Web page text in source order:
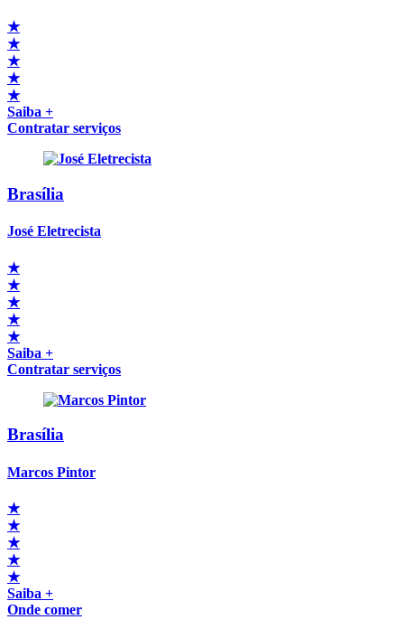
★
★
★
★
★
Saiba +
Contratar serviços
Brasília
José Eletrecista
★
★
★
★
★
Saiba +
Contratar serviços
Brasília
Marcos Pintor
★
★
★
★
★
Saiba +
Onde comer